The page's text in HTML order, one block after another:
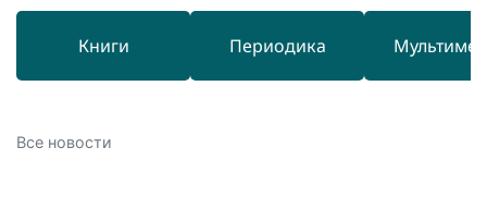
Книги Периодика
Все новости